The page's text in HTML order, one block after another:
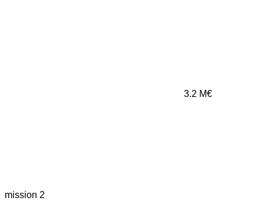
3.2 M€
mission 2